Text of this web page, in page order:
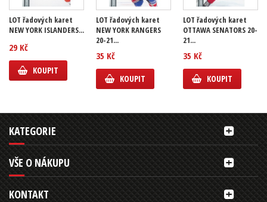
LOT řadových karet
NEW YORK ISLANDERS...
29 Kč
KOUPIT
LOT řadových karet
NEW YORK RANGERS
20-21...
35 Kč
KOUPIT
LOT řadových karet
OTTAWA SENATORS 20-
21...
35 Kč
KOUPIT
KATEGORIE
VŠE O NÁKUPU
KONTAKT